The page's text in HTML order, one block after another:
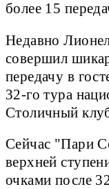
более 15
Недавно
совершил
передачу в
32-го тура
Столичный
Сейчас "Пари
верхней
очками после